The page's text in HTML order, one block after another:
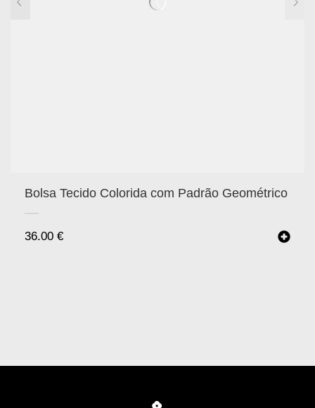
Bolsa Tecido Colorida com Padrão Geométrico
36.00 €